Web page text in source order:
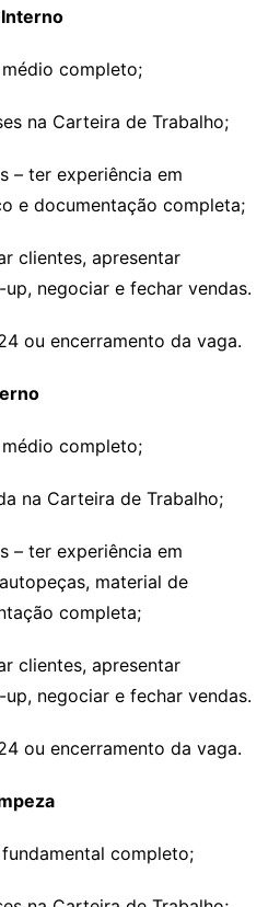
completo;
na Carteira de Trabalho;
– ter experiência em
e documentação completa;
clientes, apresentar
negociar e fechar vendas.
ou encerramento da vaga.
completo;
na Carteira de Trabalho;
– ter experiência em
material de
completa;
clientes, apresentar
negociar e fechar vendas.
ou encerramento da vaga.
completo;